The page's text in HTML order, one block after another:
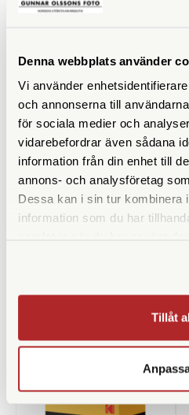
Denna webbplats använder
Vi använder
och annonserna till
för sociala medier och
vidarebefordrar även sådana
information från din enhet till
annons- och analysföretag
Dessa kan i sin tur kombinera
information som du har
Tillåt
Finns i lager
LÄS MER
KÖP